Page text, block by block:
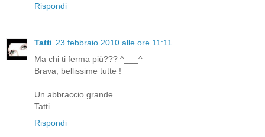
Rispondi
Tatti 23 febbraio 2010 alle ore 11:11
Ma chi ti ferma più??? ^___^
Brava, bellissime tutte !
Un abbraccio grande
Tatti
Rispondi